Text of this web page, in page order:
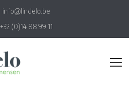
info@lindelo.be
+32 (0)14 88 99 11